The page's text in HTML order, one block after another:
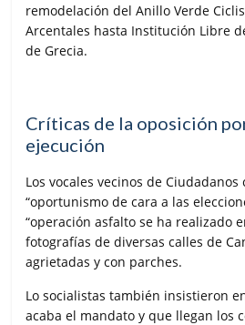
remodelación del Anillo Verde
Arcentales hasta Institución Libre
de Grecia.
Críticas de la oposición
ejecución
Los vocales vecinos de
“oportunismo de cara a las
“operación asfalto se ha realizado
fotografías de diversas calles de
agrietadas y con parches.
Lo socialistas también insistieron
acaba el mandato y que llegan los